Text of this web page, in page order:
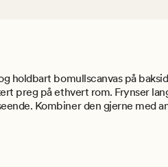
holdbart bomullscanvas på
preg på ethvert rom. Frynser
Kombiner den gjerne med